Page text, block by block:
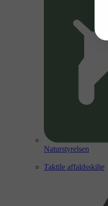
Naturstyrelsen
Taktile affaldsskilte